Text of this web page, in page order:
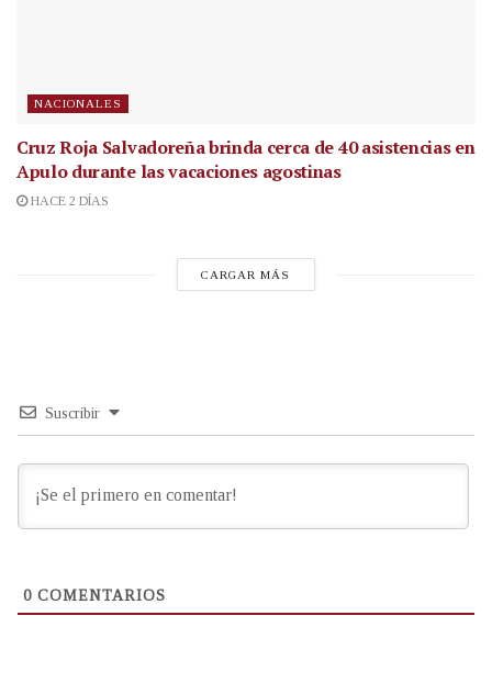
NACIONALES
Cruz Roja Salvadoreña brinda cerca de 40 asistencias en
Apulo durante las vacaciones agostinas
HACE 2 DÍAS
CARGAR MÁS
Suscribir
0 COMENTARIOS